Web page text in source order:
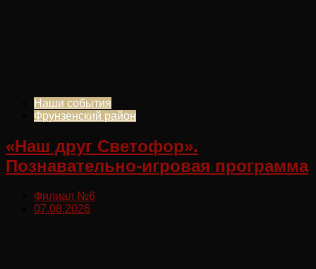
Наши события
Фрунзенский район
«Наш друг Светофор».
Познавательно-игровая программа
Филиал №6
07.08.2026